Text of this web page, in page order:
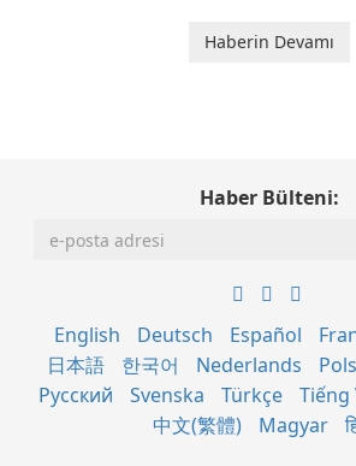
Haberin Devamı
Haber Bülteni:
English Deutsch Español
日本語
한국어 Nederlands
Русский
Svenska Türkçe Tiếng
中文(繁體)
Magyar